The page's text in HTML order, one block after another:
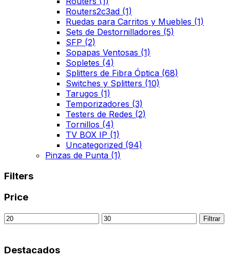
Routers2c3ad (1)
Ruedas para Carritos y Muebles (1)
Sets de Destornilladores (5)
SFP (2)
Sopapas Ventosas (1)
Sopletes (4)
Splitters de Fibra Óptica (68)
Switches y Splitters (10)
Tarugos (1)
Temporizadores (3)
Testers de Redes (2)
Tornillos (4)
TV BOX IP (1)
Uncategorized (94)
Pinzas de Punta (1)
Filters
Price
Precio
Precio
Filtrar
Destacados